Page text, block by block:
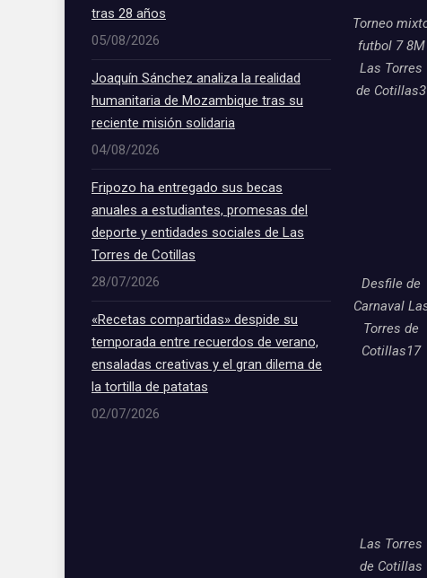
tras 28 años
05/08/2026
Joaquín Sánchez analiza la realidad
humanitaria de Mozambique tras su
reciente misión solidaria
04/08/2026
Fripozo ha entregado sus becas
anuales a estudiantes, promesas del
deporte y entidades sociales de Las
Torres de Cotillas
28/07/2026
«Recetas compartidas» despide su
temporada entre recuerdos de verano,
ensaladas creativas y el gran dilema de
la tortilla de patatas
02/07/2026
Torneo
futbol 7 8M
Las Torres
de Cotillas3
Desfile de
Carnaval
Torres de
Cotillas17
Las Torres
de Cotillas